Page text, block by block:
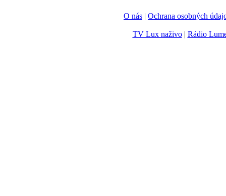
O nás | Ochrana osobných
TV Lux naživo| Rádio